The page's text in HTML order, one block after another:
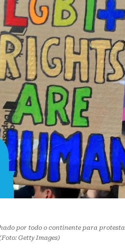
por todo o continente para
Getty Images)